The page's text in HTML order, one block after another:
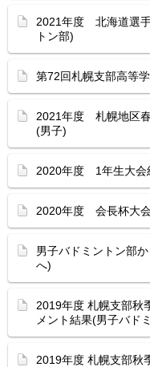
2021年度 北海道選
トン部)
第72回札幌支部高等
2021年度 札幌地区
(男子)
2020年度 1年生大会
2020年度 会長杯大
男子バドミントン部
へ)
2019年度 札幌支部秋
メント結果(男子バド
2019年度 札幌支部秋